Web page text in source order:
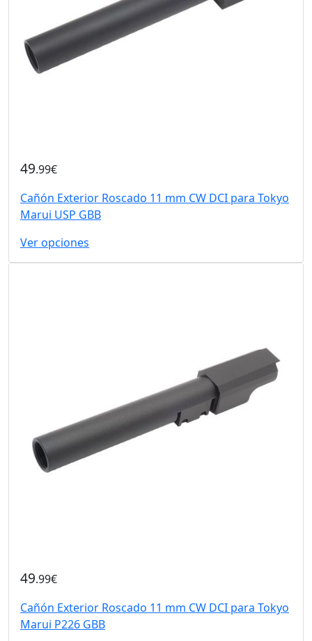
49.99€
Cañón Exterior Roscado 11 mm CW DCI para Tokyo
Marui USP GBB
Ver opciones
49.99€
Cañón Exterior Roscado 11 mm CW DCI para Tokyo
Marui P226 GBB